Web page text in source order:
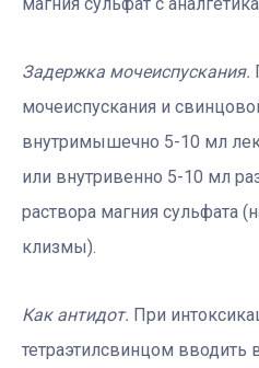
магния сульфат с
Задержка мочеиспускания.
мочеиспускания и
внутримышечно 5-10 мл
или внутривенно 5-10 мл
раствора магния сульфата
клизмы).
Как антидот. При
тетраэтилсвинцом вводить